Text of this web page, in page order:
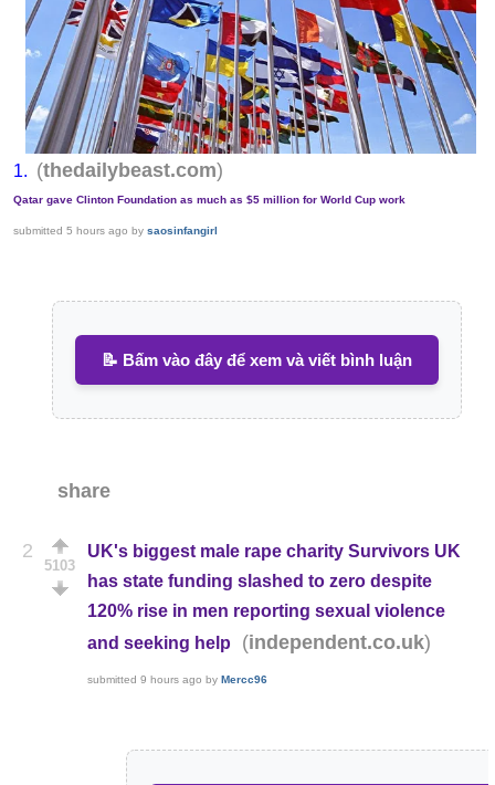
1. (thedailybeast.com)
Qatar gave Clinton Foundation as much as $5 million for World Cup work
submitted 5 hours ago by saosinfangirl
📝 Bấm vào đây để xem và viết bình luận
share
2
5103
UK's biggest male rape charity Survivors UK
has state funding slashed to zero despite
120% rise in men reporting sexual violence
and seeking help
(independent.co.uk)
submitted 9 hours ago by Mercc96